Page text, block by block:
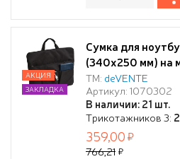
Сумка для
(340х250 мм) на
внешний большой
для бумаг, 3
кармана для
ручкек, блокнотов
ТМ: deVENTE
Артикул: 1070302
В наличии: 21 шт.
Трикотажников 3:
АКЦИЯ
ЗАКЛАДКА
359,00
766,21